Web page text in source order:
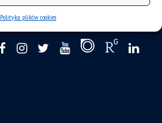
Polityka plików cookies